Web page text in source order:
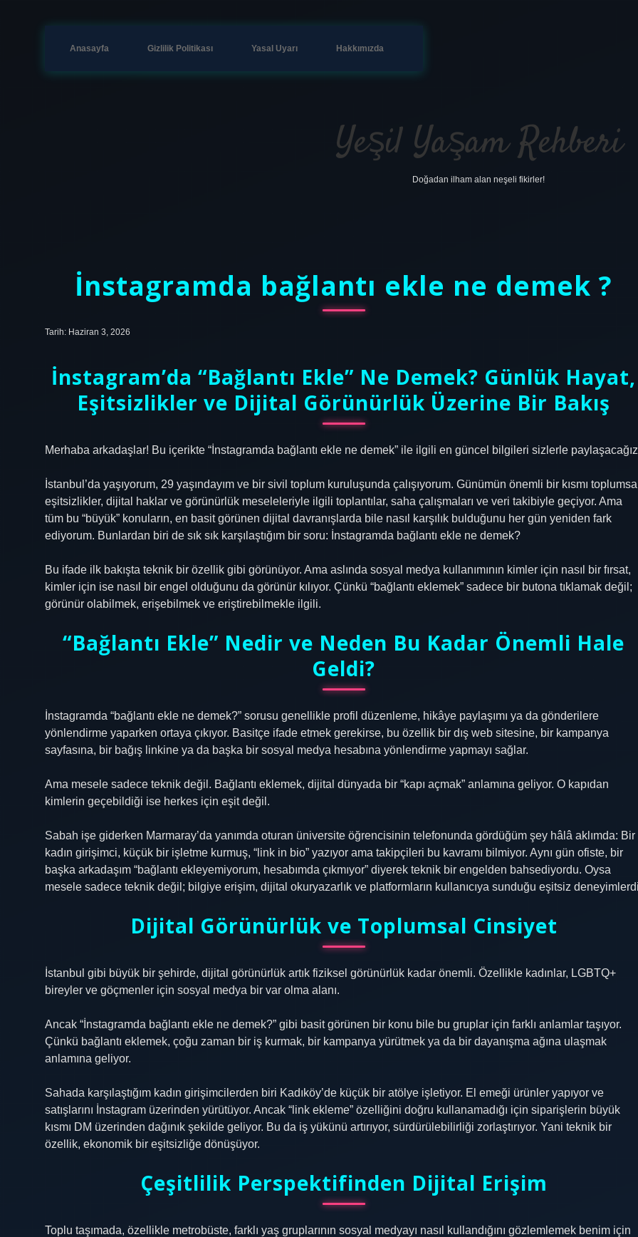
Anasayfa Gizlilik Politikası Yasal Uyarı Hakkımızda
Yeşil Yaşam Rehberi
Doğadan ilham alan neşeli fikirler!
İnstagramda bağlantı ekle ne demek ?
Tarih: Haziran 3, 2026
İnstagram’da “Bağlantı Ekle” Ne Demek? Günlük Hayat,
Eşitsizlikler ve Dijital Görünürlük Üzerine Bir Bakış
Merhaba arkadaşlar! Bu içerikte “İnstagramda bağlantı ekle ne demek” ile ilgili en güncel bilgileri sizlerle
İstanbul’da yaşıyorum, 29 yaşındayım ve bir sivil toplum kuruluşunda çalışıyorum. Günümün önemli bir kısmı
eşitsizlikler, dijital haklar ve görünürlük meseleleriyle ilgili toplantılar, saha çalışmaları ve veri takibiyle geçiyor. Ama
tüm bu “büyük” konuların, en basit görünen dijital davranışlarda bile nasıl karşılık bulduğunu her gün yeniden fark
ediyorum. Bunlardan biri de sık sık karşılaştığım bir soru: İnstagramda bağlantı ekle ne demek?
Bu ifade ilk bakışta teknik bir özellik gibi görünüyor. Ama aslında sosyal medya kullanımının kimler için nasıl bir fırsat,
kimler için ise nasıl bir engel olduğunu da görünür kılıyor. Çünkü “bağlantı eklemek” sadece bir butona tıklamak değil;
görünür olabilmek, erişebilmek ve eriştirebilmekle ilgili.
“Bağlantı Ekle” Nedir ve Neden Bu Kadar Önemli Hale
Geldi?
İnstagramda “bağlantı ekle ne demek?” sorusu genellikle profil düzenleme, hikâye paylaşımı ya da gönderilere
yönlendirme yaparken ortaya çıkıyor. Basitçe ifade etmek gerekirse, bu özellik bir dış web sitesine, bir kampanya
sayfasına, bir bağış linkine ya da başka bir sosyal medya hesabına yönlendirme yapmayı sağlar.
Ama mesele sadece teknik değil. Bağlantı eklemek, dijital dünyada bir “kapı açmak” anlamına geliyor. O kapıdan
kimlerin geçebildiği ise herkes için eşit değil.
Sabah işe giderken Marmaray’da yanımda oturan üniversite öğrencisinin telefonunda gördüğüm şey hâlâ aklımda: Bir
kadın girişimci, küçük bir işletme kurmuş, “link in bio” yazıyor ama takipçileri bu kavramı bilmiyor. Aynı gün ofiste, bir
başka arkadaşım “bağlantı ekleyemiyorum, hesabımda çıkmıyor” diyerek teknik bir engelden bahsediyordu. Oysa
mesele sadece teknik değil; bilgiye erişim, dijital okuryazarlık ve platformların kullanıcıya sunduğu eşitsiz
Dijital Görünürlük ve Toplumsal Cinsiyet
İstanbul gibi büyük bir şehirde, dijital görünürlük artık fiziksel görünürlük kadar önemli. Özellikle kadınlar, LGBTQ+
bireyler ve göçmenler için sosyal medya bir var olma alanı.
Ancak “İnstagramda bağlantı ekle ne demek?” gibi basit görünen bir konu bile bu gruplar için farklı anlamlar taşıyor.
Çünkü bağlantı eklemek, çoğu zaman bir iş kurmak, bir kampanya yürütmek ya da bir dayanışma ağına ulaşmak
anlamına geliyor.
Sahada karşılaştığım kadın girişimcilerden biri Kadıköy’de küçük bir atölye işletiyor. El emeği ürünler yapıyor ve
satışlarını İnstagram üzerinden yürütüyor. Ancak “link ekleme” özelliğini doğru kullanamadığı için siparişlerin büyük
kısmı DM üzerinden dağınık şekilde geliyor. Bu da iş yükünü artırıyor, sürdürülebilirliği zorlaştırıyor. Yani teknik bir
özellik, ekonomik bir eşitsizliğe dönüşüyor.
Çeşitlilik Perspektifinden Dijital Erişim
Toplu taşımada, özellikle metrobüste, farklı yaş gruplarının sosyal medyayı nasıl kullandığını gözlemlemek benim için